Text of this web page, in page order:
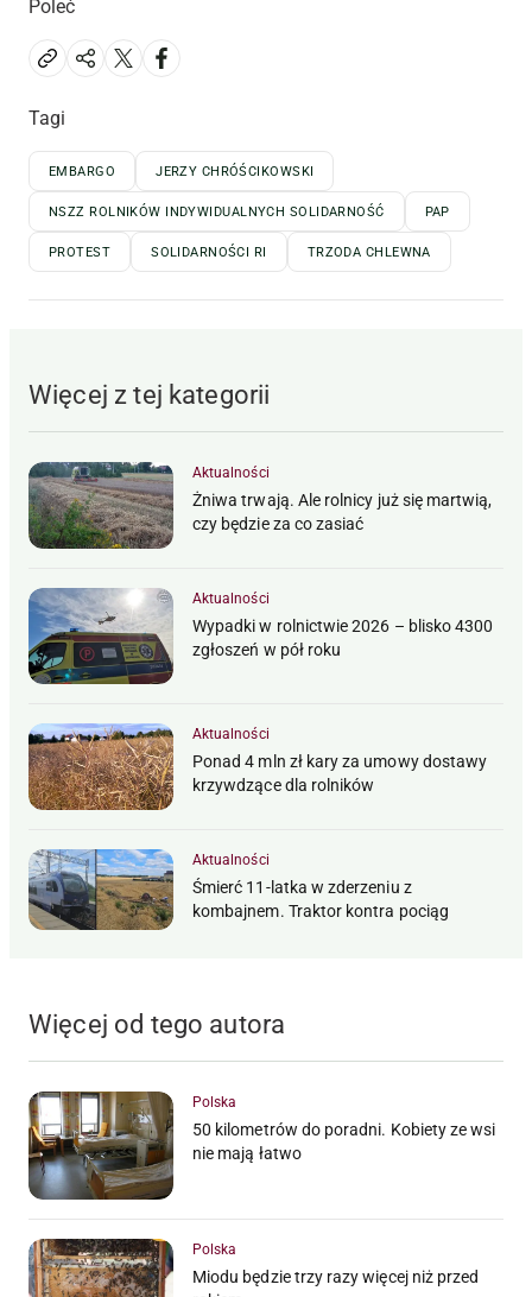
Poleć
Tagi
EMBARGO JERZY CHRÓŚCIKOWSKI
NSZZ ROLNIKÓW INDYWIDUALNYCH SOLIDARNOŚĆ PAP
PROTEST SOLIDARNOŚCI RI TRZODA CHLEWNA
Więcej z tej kategorii
Aktualności
Żniwa trwają. Ale rolnicy już się martwią,
czy będzie za co zasiać
Aktualności
Wypadki w rolnictwie 2026 – blisko 4300
zgłoszeń w pół roku
Aktualności
Ponad 4 mln zł kary za umowy dostawy
krzywdzące dla rolników
Aktualności
Śmierć 11-latka w zderzeniu z
kombajnem. Traktor kontra pociąg
Więcej od tego autora
Polska
50 kilometrów do poradni. Kobiety ze wsi
nie mają łatwo
Polska
Miodu będzie trzy razy więcej niż przed